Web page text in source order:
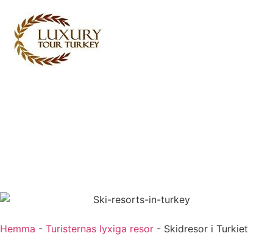
Hemma - Turisternas lyxiga resor - Skidresor i Turkiet